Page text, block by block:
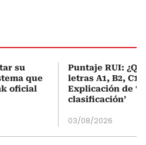
su
que
oficial
Puntaje RUI:
letras A1, B2, C1
Explicación de
clasificación’
03/08/2026